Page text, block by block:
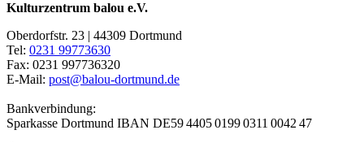
Kulturzentrum balou e.V.
Oberdorfstr. 23 | 44309 Dortmund
Tel: 0231 99773630
Fax: 0231 997736320
E-Mail: post@balou-dortmund.de
Bankverbindung:
Sparkasse Dortmund IBAN DE59 4405 0199 0311 0042 47